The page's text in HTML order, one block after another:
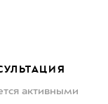
активными